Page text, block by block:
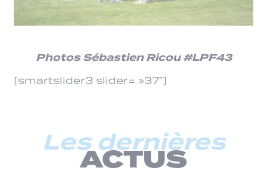
Photos Sébastien Ricou #LPF43
[smartslider3 slider= »37″]
Les dernières
ACTUS